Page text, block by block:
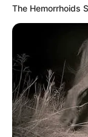
ΕΠΙΚΟΙΝΩΝΙΑ
ΓΙΝΕΤΑΙ. ΟΔΗΓΙΕΣ
ΑΡΧΑΡΙΟΥΣ
ΣΥΜΒΟΥΛΕΣ ΓΙΑ
The Hemorrhoids